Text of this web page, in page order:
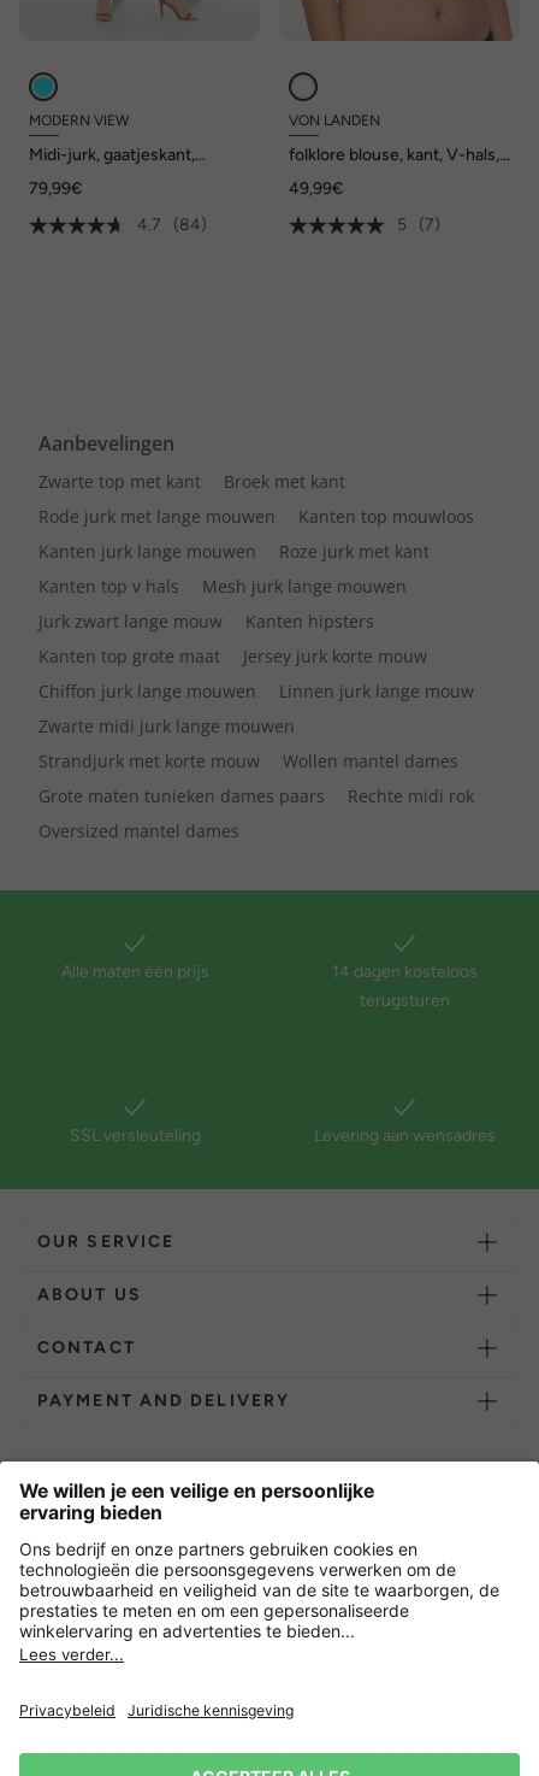
MODERN VIEW
Midi-jurk, gaatjeskant,
79,99€
4.7
(84)
VON LANDEN
folklore blouse, kant, V-hals,
mouwen
49,99€
5
(7)
Aanbevelingen
Zwarte top met kant
Broek met kant
Rode jurk met lange mouwen
Kanten top mouwloos
Kanten jurk lange mouwen
Roze jurk met kant
Kanten top v hals
Mesh jurk lange mouwen
Jurk zwart lange mouw
Kanten hipsters
Kanten top grote maat
Jersey jurk korte mouw
Chiffon jurk lange mouwen
Linnen jurk lange mouw
Zwarte midi jurk lange mouwen
Strandjurk met korte mouw
Wollen mantel dames
Grote maten tunieken dames paars
Rechte midi rok
Oversized mantel dames
Alle maten één prijs
14 dagen kosteloos
terugsturen
SSL versleuteling Levering aan wensadres
OUR SERVICE
ABOUT US
CONTACT
PAYMENT AND DELIVERY
Nederland
Versleuteling met
Nieuwsbrief